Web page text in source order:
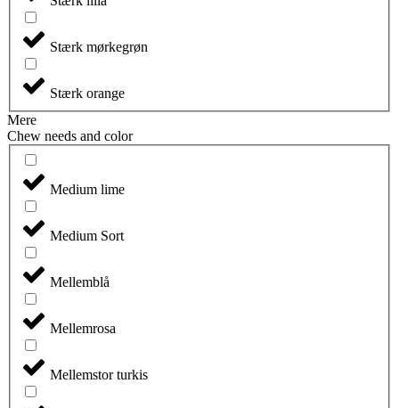
Stærk mørkegrøn
Stærk orange
Mere
Chew needs and color
Medium lime
Medium Sort
Mellemblå
Mellemrosa
Mellemstor turkis